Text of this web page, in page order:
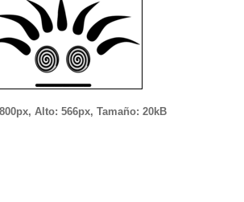
Alto: 566px, Tamaño: 20kB